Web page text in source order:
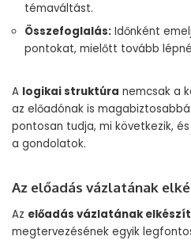
témaváltást.
Összefoglalás: Időnként
pontokat, mielőtt tovább
A logikai struktúra nemcsak a
az előadónak is
pontosan tudja, mi következik,
a gondolatok.
Az előadás vázlatának
Az előadás vázlatának
megtervezésének egyik